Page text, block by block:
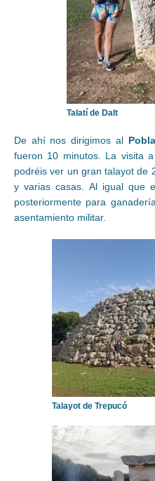
Talatí de Dalt
De ahí nos dirigimos al
fueron 10 minutos. La visita
podréis ver un gran talayot de
y varias casas. Al igual que
posteriormente para
asentamiento militar.
Talayot de Trepucó